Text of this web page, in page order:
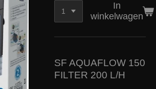
In
winkelwagen
SF AQUAFLOW 150
FILTER 200 L/H